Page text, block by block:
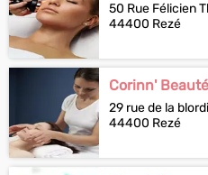
50 Rue Félicien
44400 Rezé
Corinn' Beauté
29 rue de la
44400 Rezé